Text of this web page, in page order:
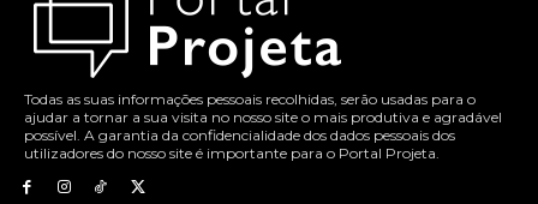
Todas as suas informações pessoais recolhidas, serão usadas para o
ajudar a tornar a sua visita no nosso site o mais produtiva e agradável
possível. A garantia da confidencialidade dos dados pessoais dos
utilizadores do nosso site é importante para o Portal Projeta.